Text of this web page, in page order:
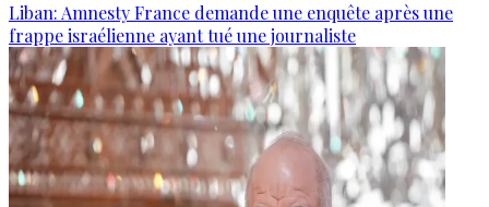
Liban: Amnesty France demande une enquête après une
frappe israélienne ayant tué une journaliste